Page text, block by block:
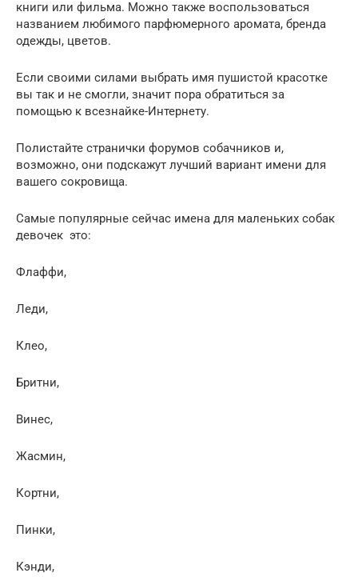
книги или фильма. Можно также воспользоваться
названием любимого парфюмерного аромата, бренда
одежды, цветов.
Если своими силами выбрать имя пушистой красотке
вы так и не смогли, значит пора обратиться за
помощью к всезнайке-Интернету.
Полистайте странички форумов собачников и,
возможно, они подскажут лучший вариант имени для
вашего сокровища.
Самые популярные сейчас имена для маленьких собак
девочек это:
Флаффи,
Леди,
Клео,
Бритни,
Винес,
Жасмин,
Кортни,
Пинки,
Кэнди,